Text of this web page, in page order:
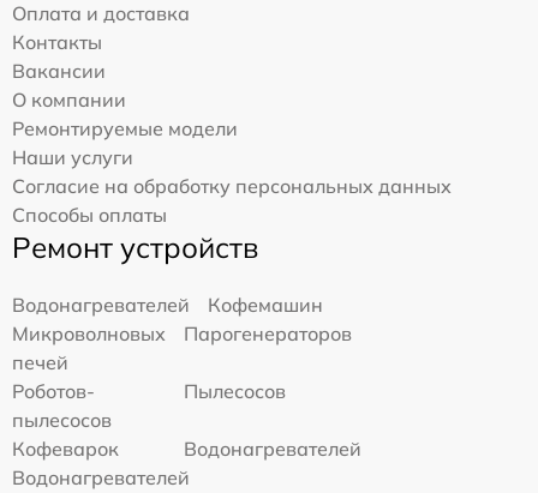
Оплата и доставка
Контакты
Вакансии
О компании
Ремонтируемые модели
Наши услуги
Согласие на обработку персональных данных
Способы оплаты
Ремонт устройств
Водонагревателей
Кофемашин
Микроволновых
печей
Парогенераторов
Роботов-
пылесосов
Пылесосов
Кофеварок
Водонагревателей
Водонагревателей